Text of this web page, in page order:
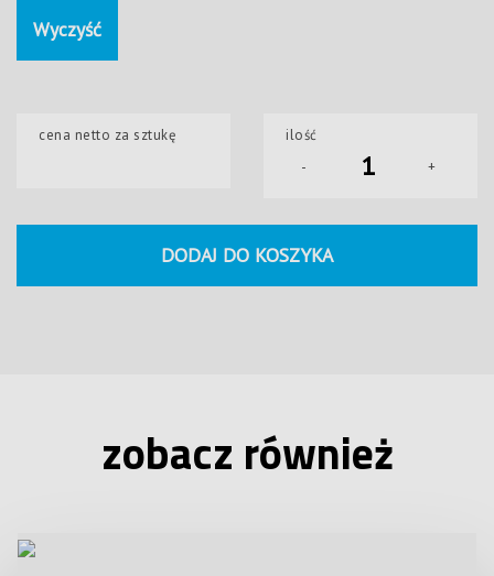
Wyczyść
cena netto za sztukę
ilość
-
+
DODAJ DO KOSZYKA
zobacz również